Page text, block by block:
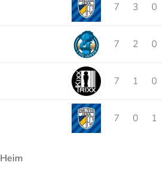
7 3 0
7 2 0
7 1 0
7 0 1
Heim